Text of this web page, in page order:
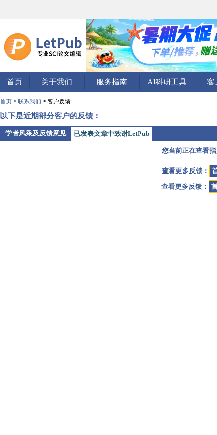
首页 关于我们 服务指南 AI科研工具 客
首页 > 联系我们 > 客户反馈
以下是近期部分客户的反馈：
学者风采及反馈意见 已发表文章中致谢LetPub
您当前正在查看
查看更多反馈：
查看更多反馈：